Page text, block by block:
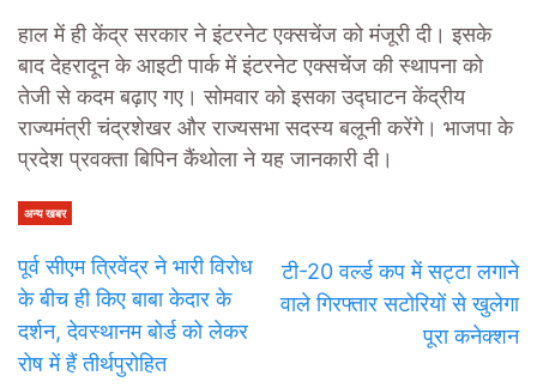
हाल में ही केंद्र सरकार ने इंटरनेट एक्सचेंज को मंजूरी दी। इसके
बाद देहरादून के आइटी पार्क में इंटरनेट एक्सचेंज की स्थापना को
तेजी से कदम बढ़ाए गए। सोमवार को इसका उद्घाटन केंद्रीय
राज्यमंत्री चंद्रशेखर और राज्यसभा सदस्य बलूनी करेंगे। भाजपा के
प्रदेश प्रवक्ता बिपिन कैंथोला ने यह जानकारी दी।
अन्य खबर
पूर्व सीएम त्रिवेंद्र ने भारी विरोध
के बीच ही किए बाबा केदार के
दर्शन, देवस्थानम बोर्ड को लेकर
रोष में हैं तीर्थपुरोहित
टी-20 वर्ल्ड कप में सट्टा लगाने
वाले गिरफ्तार सटोरियों से खुलेगा
पूरा कनेक्शन